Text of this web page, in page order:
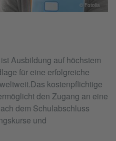
Ausbildung auf höchstem
für eine erfolgreiche
kostenpflichtige
den Zugang an eine
dem Schulabschluss
und
© Fotolia